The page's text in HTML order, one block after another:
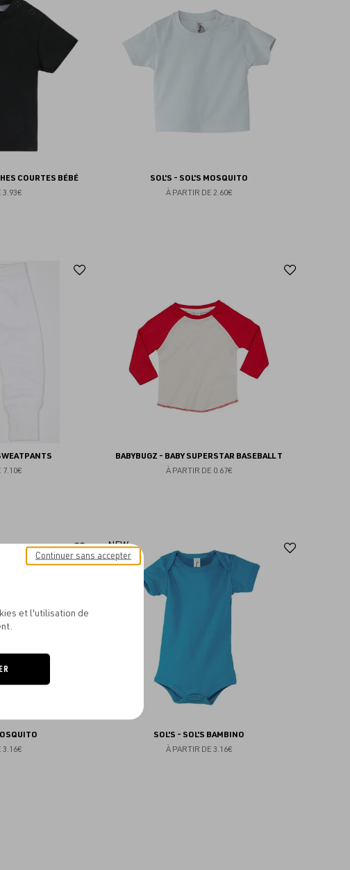
COURTES BÉBÉ
3.93€
favoris
SOL'S - SOL'S MOSQUITO
À PARTIR DE 2.60€
7.10€
BABYBUGZ - BABY SUPERSTAR BASEBALL T
À PARTIR DE 0.67€
3.16€
Ajouter
aux
NEW
SOL'S - SOL'S BAMBINO
À PARTIR DE 3.16€
et l'utilisation de
Continuer sans accepter